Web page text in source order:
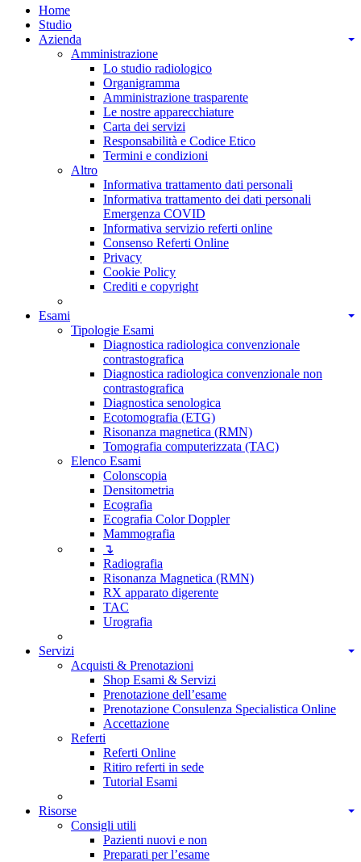
Home
Studio
Azienda
Amministrazione
Lo studio radiologico
Organigramma
Amministrazione trasparente
Le nostre apparecchiature
Carta dei servizi
Responsabilità e Codice Etico
Termini e condizioni
Altro
Informativa trattamento dati personali
Informativa trattamento dei dati personali
Emergenza COVID
Informativa servizio referti online
Consenso Referti Online
Privacy
Cookie Policy
Crediti e copyright
Esami
Tipologie Esami
Diagnostica radiologica convenzionale
contrastografica
Diagnostica radiologica convenzionale non
contrastografica
Diagnostica senologica
Ecotomografia (ETG)
Risonanza magnetica (RMN)
Tomografia computerizzata (TAC)
Elenco Esami
Colonscopia
Densitometria
Ecografia
Ecografia Color Doppler
Mammografia
↴
Radiografia
Risonanza Magnetica (RMN)
RX apparato digerente
TAC
Urografia
Servizi
Acquisti & Prenotazioni
Shop Esami & Servizi
Prenotazione dell’esame
Prenotazione Consulenza Specialistica Online
Accettazione
Referti
Referti Online
Ritiro referti in sede
Tutorial Esami
Risorse
Consigli utili
Pazienti nuovi e non
Preparati per l’esame